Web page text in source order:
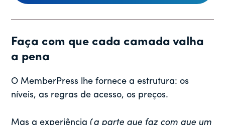
Faça com que cada camada valha
a pena
O MemberPress lhe fornece a estrutura: os
níveis, as regras de acesso, os preços.
Mas a experiência (a parte que faz com que um